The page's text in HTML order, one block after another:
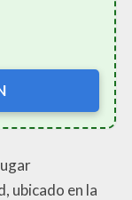
ubicado en la